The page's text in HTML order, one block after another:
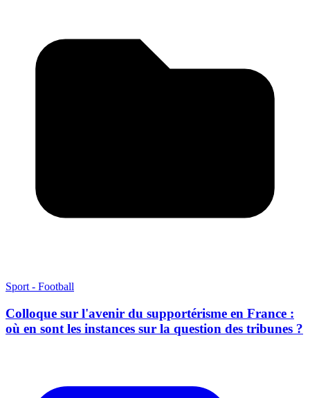
Sport - Football
Colloque sur l'avenir du supportérisme en France :
où en sont les instances sur la question des tribunes ?